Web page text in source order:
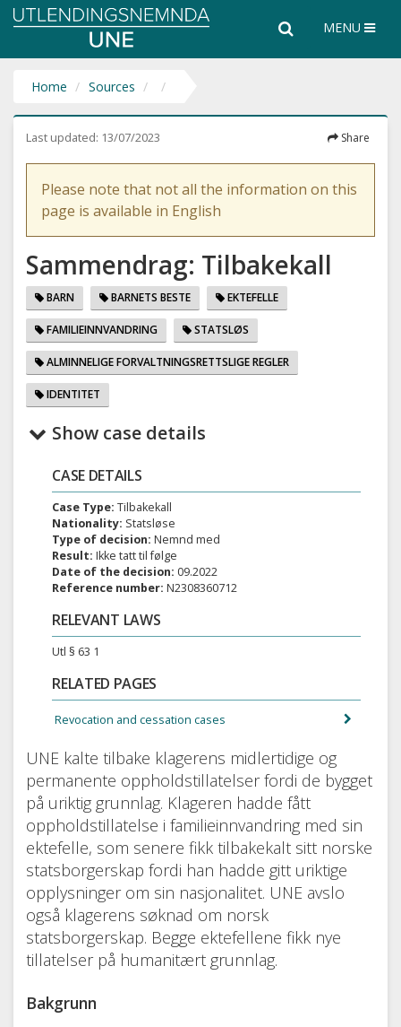
Utlendingsnemnda
the
entire
SearchMENU
Home Sources
Last updated: 13/07/2023 Share
Please note that not all the information on this
page is available in English
Sammendrag: Tilbakekall
BARN BARNETS BESTE EKTEFELLE
FAMILIEINNVANDRING STATSLØS
ALMINNELIGE FORVALTNINGSRETTSLIGE REGLER
IDENTITET
UNE kalte tilbake klagerens midlertidige og
permanente oppholdstillatelser fordi de bygget
på uriktig grunnlag. Klageren hadde fått
oppholdstillatelse i familieinnvandring med sin
ektefelle, som senere fikk tilbakekalt sitt norske
statsborgerskap fordi han hadde gitt uriktige
opplysninger om sin nasjonalitet. UNE avslo
også klagerens søknad om norsk
statsborgerskap. Begge ektefellene fikk nye
tillatelser på humanitært grunnlag.
Bakgrunn
Show case details
CASE DETAILS
Case Type: Tilbakekall
Nationality: Statsløse
Type of decision: Nemnd med
Result: Ikke tatt til følge
Date of the decision: 09.2022
Reference number: N2308360712
RELEVANT LAWS
Utl § 63 1
RELATED PAGES
Revocation and cessation cases